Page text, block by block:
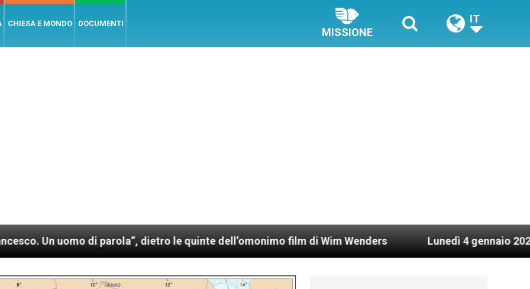
CHIESA E MONDO DOCUMENTI
MISSIONE
IT
di parola”, dietro le quinte dell’omonimo film di Wim Wenders Lunedì 4 gennaio 2021: Possesso